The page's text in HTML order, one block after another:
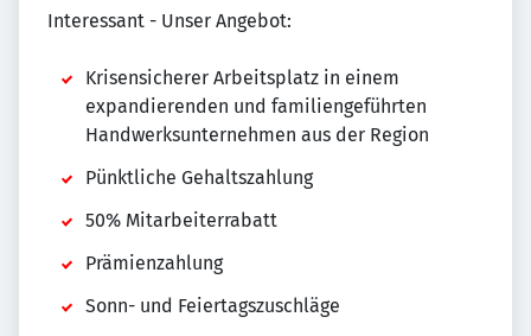
Interessant - Unser Angebot:
Krisensicherer Arbeitsplatz in einem
expandierenden und familiengeführten
Handwerksunternehmen aus der Region
Pünktliche Gehaltszahlung
50% Mitarbeiterrabatt
Prämienzahlung
Sonn- und Feiertagszuschläge